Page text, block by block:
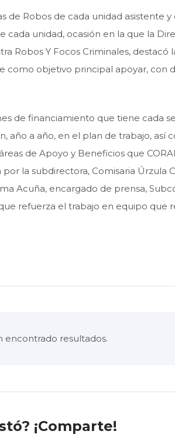
Robos de cada unidad asistente
unidad, ocasión en la que la
Robos Y Focos Criminales,
como objetivo principal apoyar, con
de financiamiento que tiene cada
año a año, en el plan de trabajo, así
de Apoyo y Beneficios que
la subdirectora, Comisaria Úrzula
Acuña, encargado de prensa,
refuerza el trabajo en equipo que
encontrado resultados.
¡Comparte!